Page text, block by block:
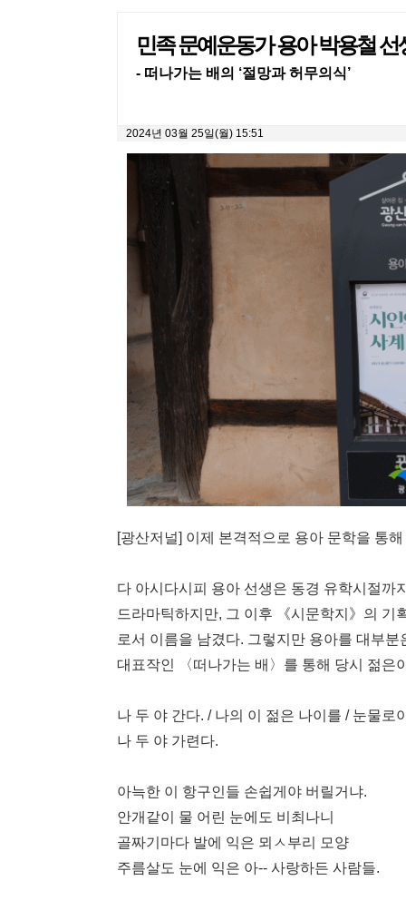
민족 문예운동가 용아 박용철 선
- 떠나가는 배의 ‘절망과 허무의식’
2024년 03월 25일(월) 15:51
[광산저널] 이제 본격적으로 용아 문학을 통
다 아시다시피 용아 선생은 동경 유학시절까
드라마틱하지만, 그 이후 《시문학지》의 기
로서 이름을 남겼다. 그렇지만 용아를 대부
대표작인 〈떠나가는 배〉를 통해 당시 젊은
나 두 야 간다. / 나의 이 젊은 나이를 / 눈물로
나 두 야 가련다.
아늑한 이 항구인들 손쉽게야 버릴거냐.
안개같이 물 어린 눈에도 비최나니
골짜기마다 발에 익은 뫼ㅅ부리 모양
주름살도 눈에 익은 아-- 사랑하든 사람들.